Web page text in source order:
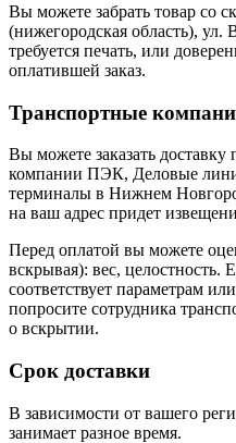
Вы можете забрать товар со
(нижегородская область),
требуется печать, или
оплатившей заказ.
Транспортные
Вы можете заказать
компании ПЭК, Деловые
терминалы в Нижнем
на ваш адрес придет
Перед оплатой вы можете
вскрывая): вес, целостность.
соответствует параметрам
попросите сотрудника
о вскрытии.
Срок доставки
В зависимости от вашего
занимает разное время.